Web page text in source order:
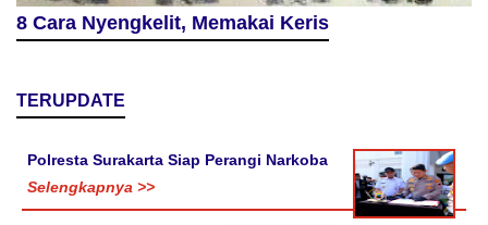
8 Cara Nyengkelit, Memakai Keris
TERUPDATE
Polresta Surakarta Siap Perangi Narkoba
Selengkapnya >>